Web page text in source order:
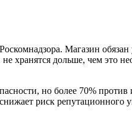
Магазин обязан
хранятся дольше, чем это
но более 70%
риск